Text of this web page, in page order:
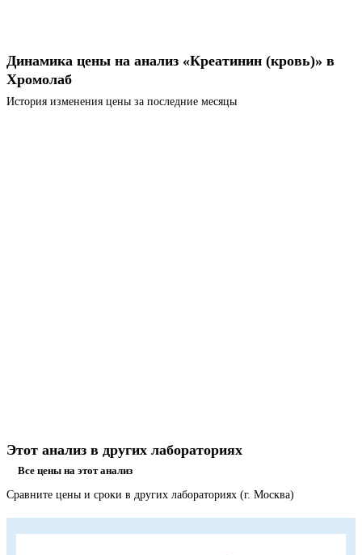
Динамика цены на анализ «Креатинин (кровь)» в
Хромолаб
История изменения цены за последние месяцы
Этот анализ в других лабораториях
Все цены на этот анализ
Сравните цены и сроки в других лабораториях (г. Москва)